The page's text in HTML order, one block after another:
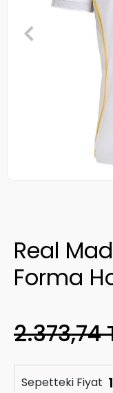
Real
Forma
2.373,74
Sepetteki Fiyat